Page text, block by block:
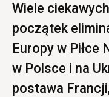
Wiele
początek
Europy w Piłce
w Polsce i na
postawa